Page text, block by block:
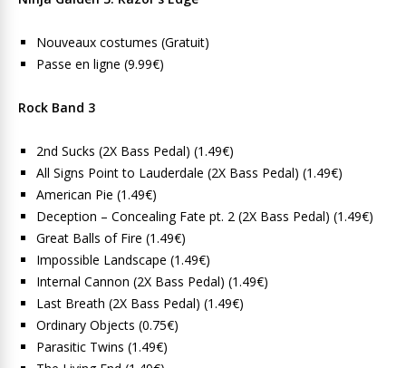
Nouveaux costumes (Gratuit)
Passe en ligne (9.99€)
Rock Band 3
2nd Sucks (2X Bass Pedal) (1.49€)
All Signs Point to Lauderdale (2X Bass Pedal) (1.49€)
American Pie (1.49€)
Deception – Concealing Fate pt. 2 (2X Bass Pedal) (1.49€)
Great Balls of Fire (1.49€)
Impossible Landscape (1.49€)
Internal Cannon (2X Bass Pedal) (1.49€)
Last Breath (2X Bass Pedal) (1.49€)
Ordinary Objects (0.75€)
Parasitic Twins (1.49€)